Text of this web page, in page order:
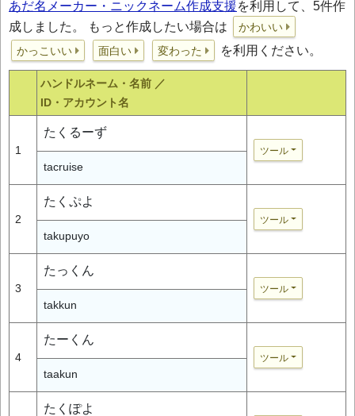
あだ名メーカー・ニックネーム作成支援を利用して、5件作
成しました。 もっと作成したい場合は
かわいい
かっこいい
面白い 変わった を利用ください。
ハンドルネーム・名前 ／
ID・アカウント名
1
たくるーず
ツール
tacruise
2
たくぷよ
ツール
takupuyo
3
たっくん
ツール
takkun
4
たーくん
ツール
taakun
たくぽよ